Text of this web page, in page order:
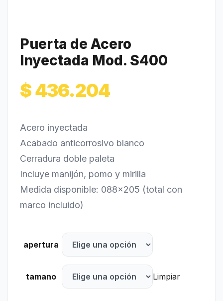
Puerta de Acero
Inyectada Mod. S400
$436.204
Acero inyectada
Acabado anticorrosivo blanco
Cerradura doble paleta
Incluye manijón, pomo y mirilla
Medida disponible: 088×205 (total con
marco incluido)
apertura
tamano Limpiar